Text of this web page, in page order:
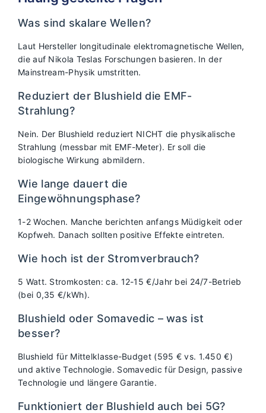
Was sind skalare Wellen?
Laut Hersteller longitudinale elektromagnetische Wellen,
die auf Nikola Teslas Forschungen basieren. In der
Mainstream-Physik umstritten.
Reduziert der Blushield die EMF-
Strahlung?
Nein. Der Blushield reduziert NICHT die physikalische
Strahlung (messbar mit EMF-Meter). Er soll die
biologische Wirkung abmildern.
Wie lange dauert die
Eingewöhnungsphase?
1-2 Wochen. Manche berichten anfangs Müdigkeit oder
Kopfweh. Danach sollten positive Effekte eintreten.
Wie hoch ist der Stromverbrauch?
5 Watt. Stromkosten: ca. 12-15 €/Jahr bei 24/7-Betrieb
(bei 0,35 €/kWh).
Blushield oder Somavedic – was ist
besser?
Blushield für Mittelklasse-Budget (595 € vs. 1.450 €)
und aktive Technologie. Somavedic für Design, passive
Technologie und längere Garantie.
Funktioniert der Blushield auch bei 5G?